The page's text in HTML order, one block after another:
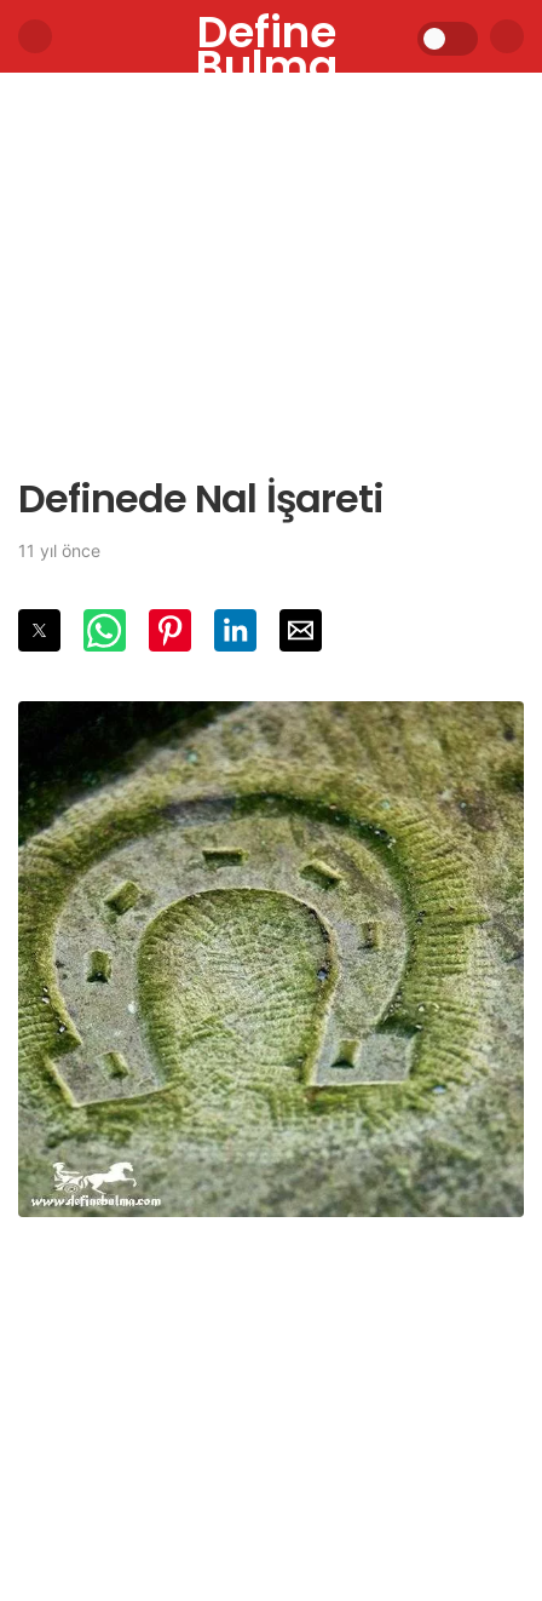
Define
Bulma
Definede Nal İşareti
11 yıl önce